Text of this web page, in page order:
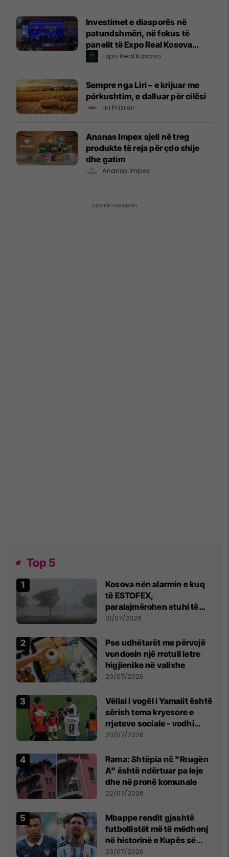
Investimet e diasporës në
patundshmëri, në fokus të
panelit të Expo Real Kosova
2026Expo Real Kosova
Sempre nga Liri – e krijuar me
përkushtim, e dalluar për cilësi
Liri Prizren
Ananas Impex sjell në treg
produkte të reja për çdo shije
dhe gatim
Ananas Impex
Top 5
Kosova nën alarmin e kuq
të ESTOFEX,
paralajmërohen stuhi të
fuqishme me breshër dhe
21/07/2026
Pse udhëtarët me përvojë
vendosin një rrotull letre
higjienike në valixhe
20/07/2026
Vëllai i vogël i Yamalit është
sërish tema kryesore e
rrjeteve sociale - vodhi
vëmendjen pas finales së
20/07/2026
Rama: Shtëpia në "Rrugën
A" është ndërtuar pa leje
dhe në pronë komunale
22/07/2026
Mbappe rendit gjashtë
futbollistët më të mëdhenj
në historinë e Kupës së
Botës, Messi mbetet i dyti
23/07/2026